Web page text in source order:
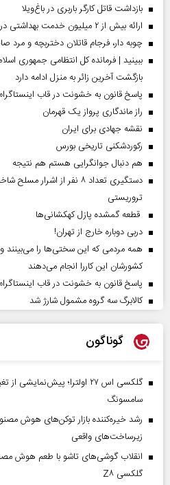
بازداشت قاتل کارگر باربری در باغ‌ویلا
ارائه بیش از ۲ میلیون خدمت بهداشتی در اربعین حسینی
چوبه دار، فرجام قاتلان دختربچه و مرد
ببینید | فرمانده کل انتظامی جمهوری
بازگشت آخرین زائر به منزل ادامه دارد
پاسخ قانون به خشونت در قاب
راز ماندگاری پرواز یک قهرمان
نقشه جهادی برای ایران
رکوردشکنی تاریخی بورس
هم دنبال جوانگرایی هستم هم نتیجه
دستگیری تعداد ۸ نفر از
تروریستی
قطعه گمشده پازل کهکشانی‌ها
دربی دوباره خارج از تهران!
همه مردمی که این سختی‌ها را می‌بینند
کشورشان این کاررا انجام می‌دهند
پاسخ قانون به خشونت در قاب
کالابرگ سه گروه مشمول شارژ شد
گوناگون
گلکسی اس ۲۷ اولترا؛
سامسونگ
زیرساخت‌های واقعی
انقلاب گوشی‌های تاشو‌ با طعم هوش
گلکسی Z۸